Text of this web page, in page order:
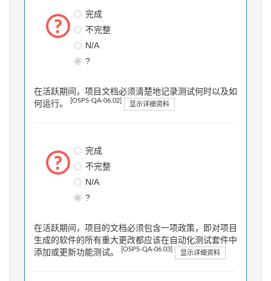
完成
不完整
N/A
?
在活跃期间，项目文档必须清楚地记录测试何时以及如
何运行。
[OSPS-QA-06.02] 显示详细资料
完成
不完整
N/A
?
在活跃期间，项目的文档必须包含一项政策，即对项目
生成的软件的所有重大更改都应该在自动化测试套件中
添加或更新功能测试。
[OSPS-QA-06.03] 显示详细资料